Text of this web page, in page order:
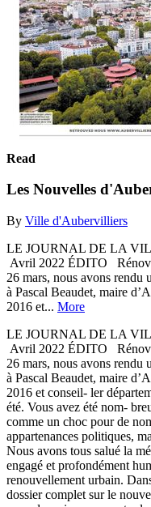
Read
Les Nouvelles
By Ville d'Aubervilliers
LE JOURNAL DE LA
Avril 2022 ÉDITO
26 mars, nous avons rendu
à Pascal Beaudet, maire
2016 et... More
LE JOURNAL DE LA
Avril 2022 ÉDITO
26 mars, nous avons rendu
à Pascal Beaudet, maire
2016 et conseil- ler
été. Vous avez été nom-
comme un choc pour de
appartenances politiques,
Nous avons tous salué la
engagé et profondément
renouvellement urbain.
dossier complet sur le